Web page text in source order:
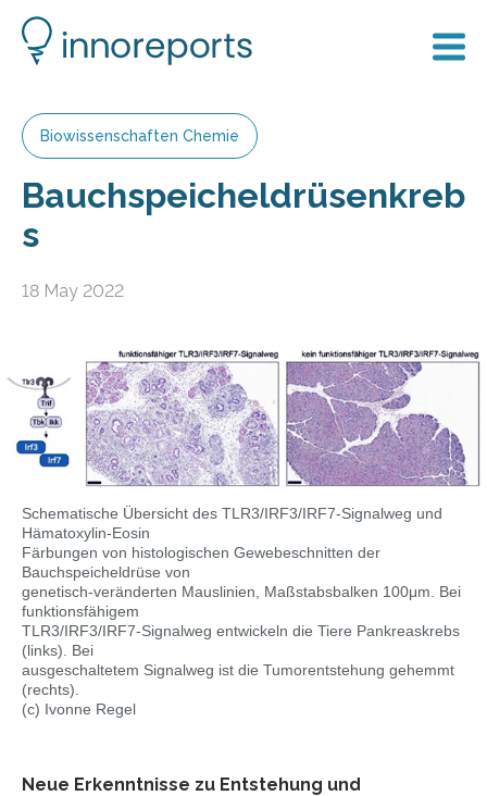
Biowissenschaften Chemie
Bauchspeicheldrüsenkreb
s
18 May 2022
Schematische Übersicht des TLR3/IRF3/IRF7-Signalweg und
Hämatoxylin-Eosin
Färbungen von histologischen Gewebeschnitten der
Bauchspeicheldrüse von
genetisch-veränderten Mauslinien, Maßstabsbalken 100μm. Bei
funktionsfähigem
TLR3/IRF3/IRF7-Signalweg entwickeln die Tiere Pankreaskrebs
(links). Bei
ausgeschaltetem Signalweg ist die Tumorentstehung gehemmt
(rechts).
(c) Ivonne Regel
Neue Erkenntnisse zu Entstehung und